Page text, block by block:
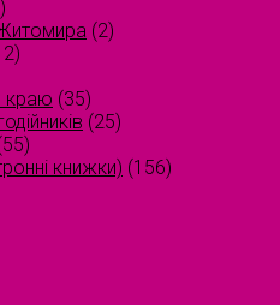
(2)
краю (35)
(25)
книжки) (156)